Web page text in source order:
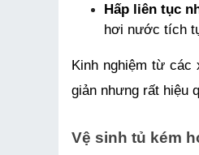
Hấp liên tục
hơi nước tích
Kinh nghiệm từ
giản nhưng rất hiệu
Vệ sinh tủ kém